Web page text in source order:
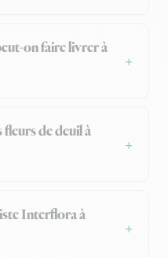
on faire livrer à
de deuil à
Interflora à